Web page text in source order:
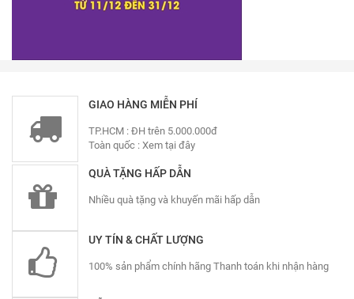
GIAO HÀNG MIỄN PHÍ
TP.HCM : ĐH trên 5.000.000đ
Toàn quốc : Xem tại đây
QUÀ TẶNG HẤP DẪN
Nhiều quà tặng và khuyến mãi hấp dẫn
UY TÍN & CHẤT LƯỢNG
100% sản phẩm chính hãng Thanh toán khi nhận hàng